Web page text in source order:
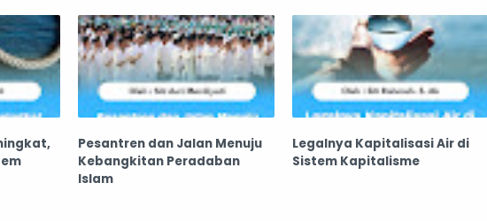
Pesantren dan Jalan Menuju
Kebangkitan Peradaban
Islam
Legalnya Kapitalisasi Air di
Sistem Kapitalisme